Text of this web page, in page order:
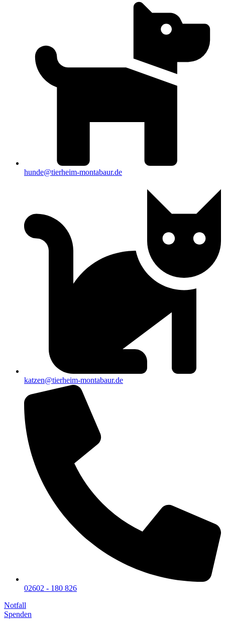
hunde@tierheim-montabaur.de
katzen@tierheim-montabaur.de
02602 - 180 826
Notfall
Spenden